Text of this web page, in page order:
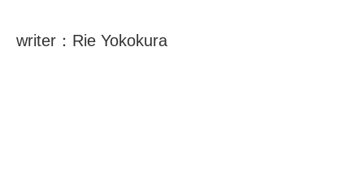
writer：Rie Yokokura